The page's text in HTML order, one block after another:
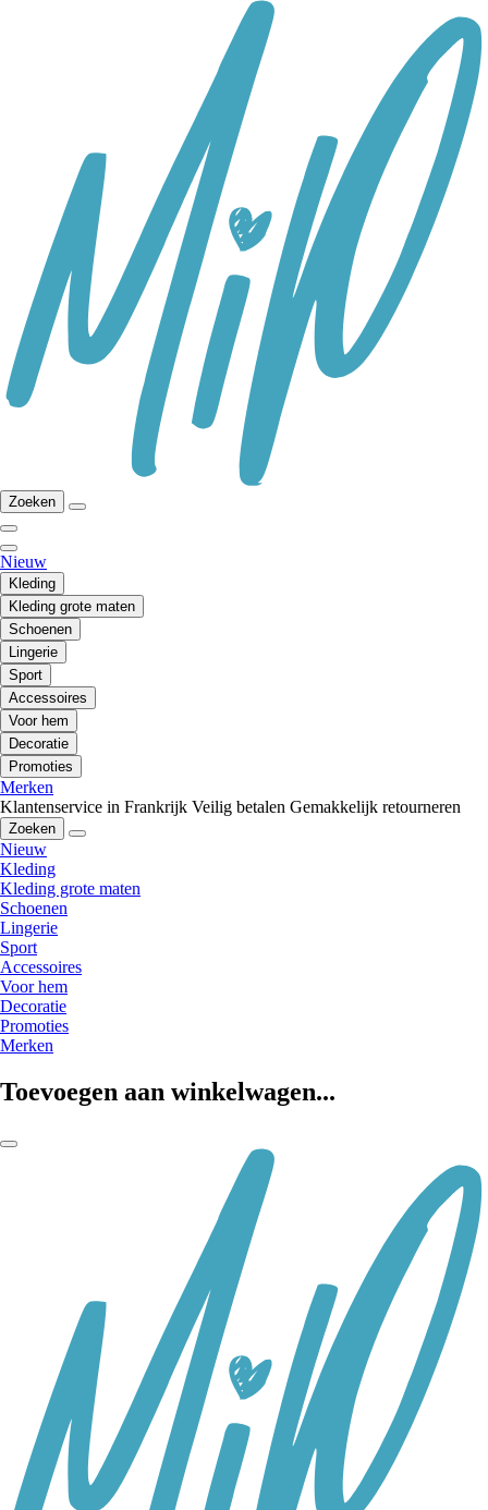
Zoeken
Nieuw
Kleding
Kleding grote maten
Schoenen
Lingerie
Sport
Accessoires
Voor hem
Decoratie
Promoties
Merken
Klantenservice in Frankrijk Veilig betalen Gemakkelijk retourneren
Zoeken
Nieuw
Kleding
Kleding grote maten
Schoenen
Lingerie
Sport
Accessoires
Voor hem
Decoratie
Promoties
Merken
Toevoegen aan winkelwagen...